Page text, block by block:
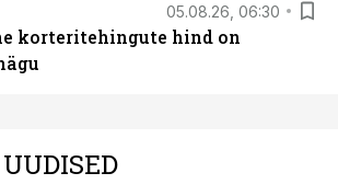
05.08.26, 06:30
korteritehingute hind on